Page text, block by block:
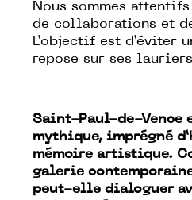
Nous sommes
de collaborations et
L’objectif est d’éviter
repose sur ses
Saint-Paul-de-Vence
mythique, imprégné
mémoire artistique.
galerie
peut-elle dialoguer